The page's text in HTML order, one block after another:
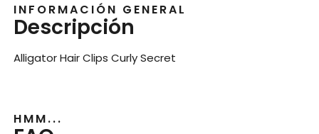
INFORMACIÓN GENERAL
Descripción
Alligator Hair Clips Curly Secret
HMM...